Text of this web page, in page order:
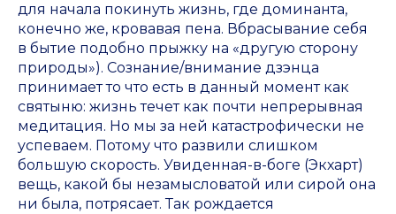
для начала покинуть жизнь, где доминанта,
конечно же, кровавая пена. Вбрасывание себя
в бытие подобно прыжку на «другую сторону
природы»). Сознание/внимание дзэнца
принимает то что есть в данный момент как
святыню: жизнь течет как почти непрерывная
медитация. Но мы за ней катастрофически не
успеваем. Потому что развили слишком
большую скорость. Увиденная-в-боге (Экхарт)
вещь, какой бы незамысловатой или сирой она
ни была, потрясает. Так рождается